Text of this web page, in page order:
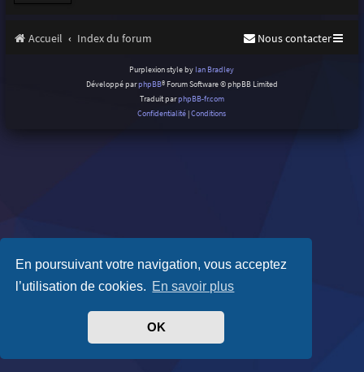
En poursuivant votre navigation, vous acceptez
l’utilisation de cookies. En savoir plus
OK
Accueil Index du forum Nous contacter
Purplexion style by Ian Bradley
Développé parphpBB® Forum Software © phpBB Limited
Traduit parphpBB-fr.com
Confidentialité |Conditions